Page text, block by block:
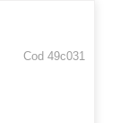
Cod 49c031